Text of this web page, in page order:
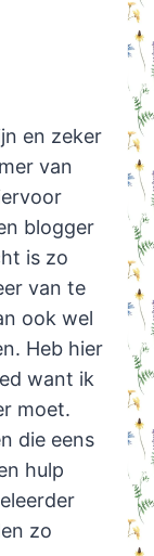
en zeker
van
blogger
is zo
van te
ook wel
Heb hier
want ik
moet.
die eens
hulp
zo